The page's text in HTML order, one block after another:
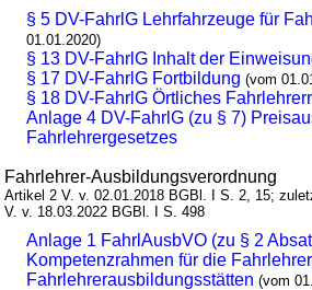
§ 5 DV-FahrlG Lehrfahrzeuge für
01.01.2020)
§ 13 DV-FahrlG Inhalt der
§ 17 DV-FahrlG Fortbildung (vom
§ 18 DV-FahrlG Örtliches
Anlage 4 DV-FahrlG (zu § 7)
Fahrlehrergesetzes
Fahrlehrer-Ausbildungsverordnung
Artikel 2 V. v. 02.01.2018 BGBl. I S. 2, 15;
V. v. 18.03.2022 BGBl. I S. 498
Anlage 1 FahrlAusbVO (zu § 2
Kompetenzrahmen für die
Fahrlehrerausbildungsstätten (vom